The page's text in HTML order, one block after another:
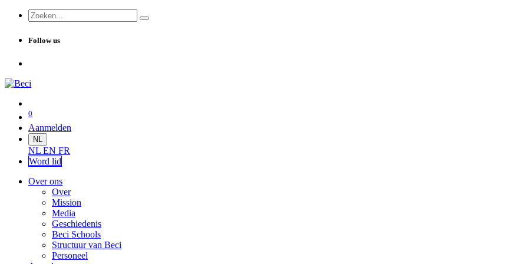
Follow us
0
Aanmelden
NL
NL EN FR
Word lid
Over ons
Over
Mission
Media
Geschiedenis
Beci Schools
Structuur van Beci
Personeel